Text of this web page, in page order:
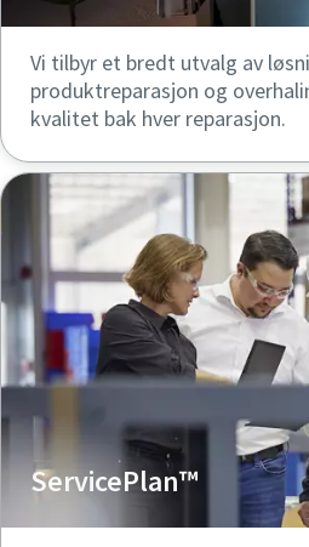
Vi tilbyr et bredt utvalg av
produktreparasjon og
kvalitet bak hver reparasjon.
ServicePlan™